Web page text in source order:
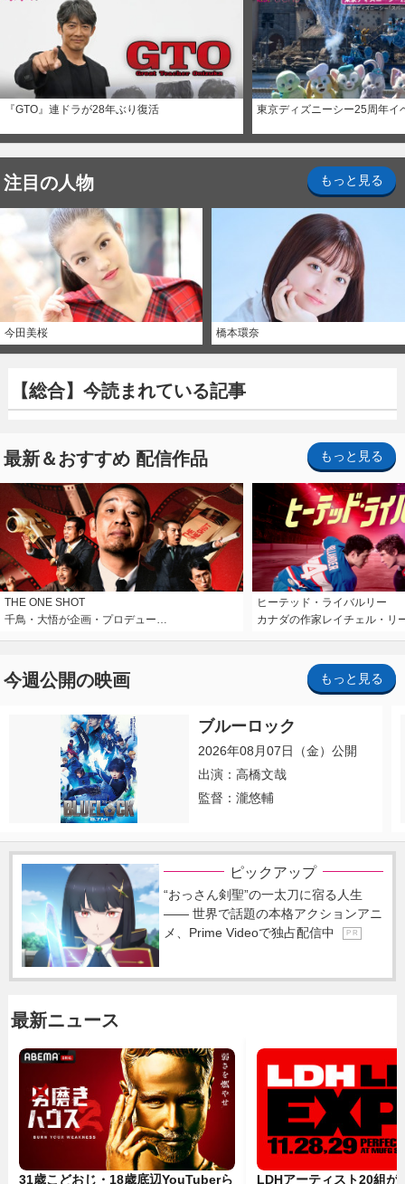
『GTO』連ドラが28年ぶり復活 東京ディズニーシー25周年イ
注目の人物 もっと見る
今田美桜 橋本環奈
【総合】今読まれている記事
最新＆おすすめ 配信作品 もっと見る
THE ONE SHOT
千鳥・大悟が企画・プロデュー…
ヒーテッド・ライバルリー
カナダの作家レイチェル・リ
今週公開の映画 もっと見る
ブルーロック
2026年08月07日（金）公開
出演：高橋文哉
監督：瀧悠輔
ピックアップ
“おっさん剣聖”の一太刀に宿る人生
―― 世界で話題の本格アクションアニ
メ、Prime Videoで独占配信中
P R
最新ニュース
31歳こどおじ・18歳底辺YouTuberら LDHアーティスト20組